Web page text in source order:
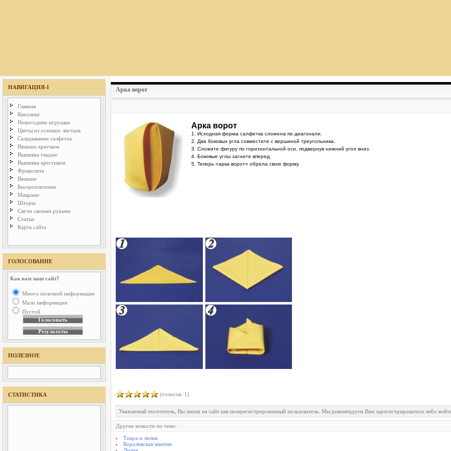
НАВИГАЦИЯ-I
Главная
Квиллинг
Новогодние игрушки
Цветы из осенних листьев
Складывание салфеток
Вязание крючком
Вышивка гладью
Вышивка крестиком
Фриволите
Вязание
Бисероплетение
Макраме
Шторы
Свечи своими руками
Статьи
Карта сайта
ГОЛОСОВАНИЕ
Как вам наш сайт?
Много полезной информации
Мало информации
Пустой
ПОЛЕЗНОЕ
СТАТИСТИКА
Арка ворот
Арка ворот
1. Исходная форма салфетка сложена по диагонали.
2. Два боковых угла совместите с вершиной треугольника.
3. Сложите фигуру по горизонтальной оси, подвернув нижний угол вниз.
4. Боковые углы загните вперед.
5. Теперь «арка ворот» обрела свою форму
(голосов: 1)
Уважаемый посетитель, Вы зашли на сайт как незарегистрированный пользователь. Мы рекомендуем Вам зарегистрироваться либо
Другие новости по теме:
Тиара и лилия
Королевская мантия